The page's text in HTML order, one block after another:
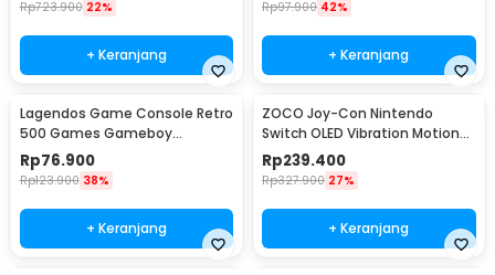
Rp723.900 22%
+ Keranjang
Rp97.900 42%
+ Keranjang
Lagendos Game Console Retro
500 Games Gameboy
Handheld 128MB 3 Inch - G5
Rp76.900
Rp123.900 38%
+ Keranjang
ZOCO Joy-Con Nintendo
Switch OLED Vibration Motion
Sensor 6 Axis RGB - JC112
Rp239.400
Rp327.900 27%
+ Keranjang